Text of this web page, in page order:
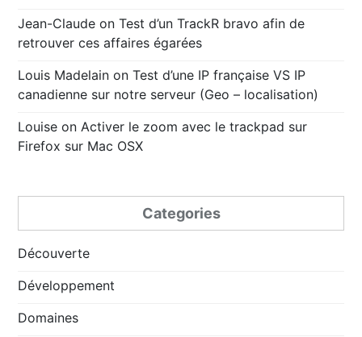
Jean-Claude onTest d’un TrackR bravo afin de
retrouver ces affaires égarées
Louis Madelain onTest d’une IP française VS IP
canadienne sur notre serveur (Geo – localisation)
Louise on Activer le zoom avec le trackpad sur
Firefox sur Mac OSX
Categories
Découverte
Développement
Domaines